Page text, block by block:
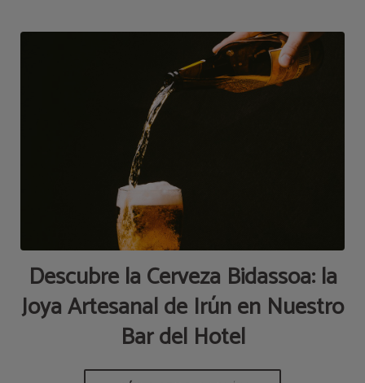
Descubre la Cerveza Bidassoa: la
Joya Artesanal de Irún en Nuestro
Bar del Hotel